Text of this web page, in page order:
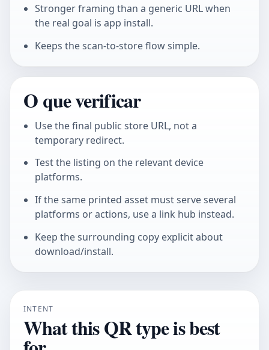
Stronger framing than a generic URL when
the real goal is app install.
Keeps the scan-to-store flow simple.
O que verificar
Use the final public store URL, not a
temporary redirect.
Test the listing on the relevant device
platforms.
If the same printed asset must serve several
platforms or actions, use a link hub instead.
Keep the surrounding copy explicit about
download/install.
INTENT
What this QR type is best